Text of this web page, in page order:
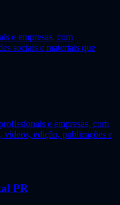
e empresas, com
sociais e materiais que
e empresas, com
vídeos, edição, publicações e
PR